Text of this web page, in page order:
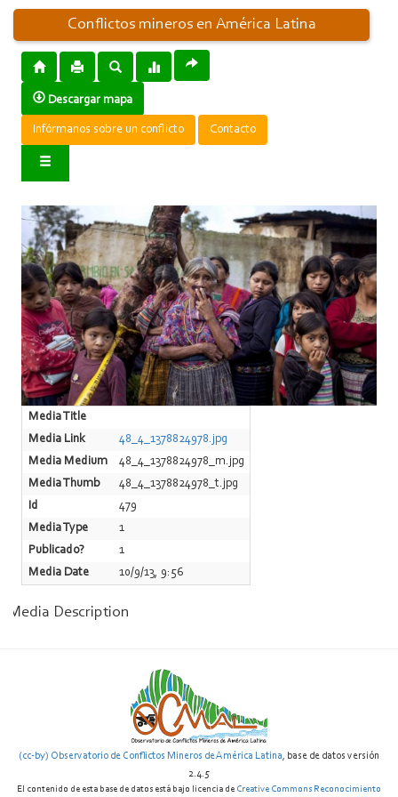
Conflictos mineros en América Latina
Descargar mapa
Infórmanos sobre un conflicto Contacto
Media Title
Media Link
48_4_1378824978.jpg
Media Medium
48_4_1378824978_m.jpg
Media Thumb
48_4_1378824978_t.jpg
Id
479
Media Type
1
Publicado?
1
Media Date
10/9/13, 9:56
Media Description
(cc-by) Observatorio de Conflictos Mineros de América Latina, base de datos versión
2.4.5
El contenido de esta base de datos está bajo licencia de Creative Commons Reconocimiento